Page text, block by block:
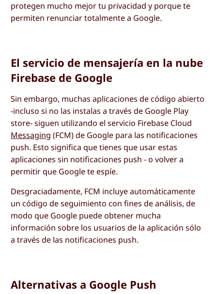
protegen mucho mejor tu privacidad y porque te
permiten renunciar totalmente a Google.
El servicio de mensajería en la nube
Firebase de Google
Sin embargo, muchas aplicaciones de código abierto
-incluso si no las instalas a través de Google Play
store- siguen utilizando el servicio Firebase Cloud
Messaging (FCM) de Google para las notificaciones
push. Esto significa que tienes que usar estas
aplicaciones sin notificaciones push - o volver a
permitir que Google te espíe.
Desgraciadamente, FCM incluye automáticamente
un código de seguimiento con fines de análisis, de
modo que Google puede obtener mucha
información sobre los usuarios de la aplicación sólo
a través de las notificaciones push.
Alternativas a Google Push